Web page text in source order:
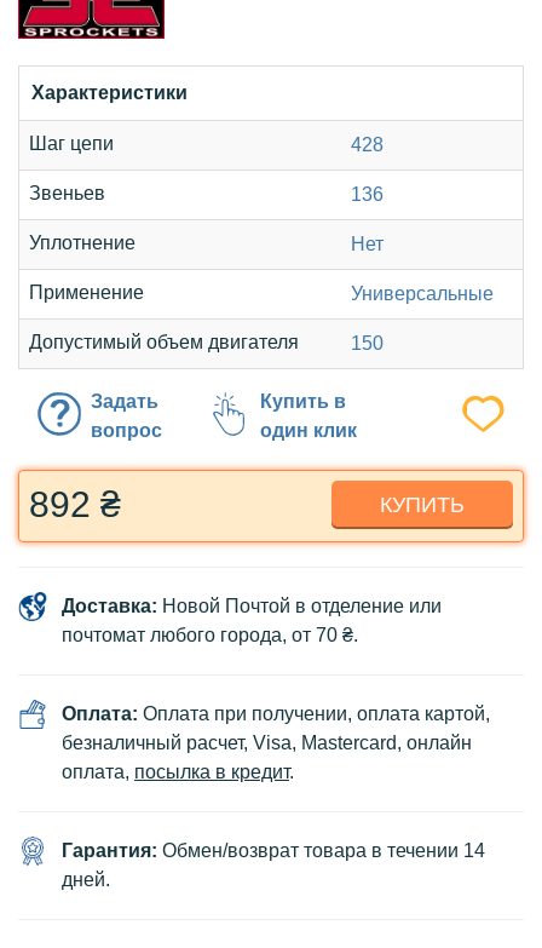
Характеристики
Шаг цепи 428
Звеньев 136
Уплотнение Нет
Применение Универсальные
Допустимый объем двигателя 150
Задать
вопрос
Купить в
один клик
892 ₴ КУПИТЬ
Доставка: Новой Почтой в отделение или
почтомат любого города, от 70 ₴.
Оплата: Оплата при получении, оплата картой,
безналичный расчет, Visa, Mastercard, онлайн
оплата, посылка в кредит.
Гарантия: Обмен/возврат товара в течении 14
дней.